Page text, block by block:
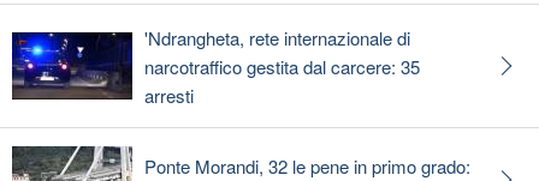
'Ndrangheta, rete internazionale di
narcotraffico gestita dal carcere: 35
arresti
Ponte Morandi, 32 le pene in primo grado: